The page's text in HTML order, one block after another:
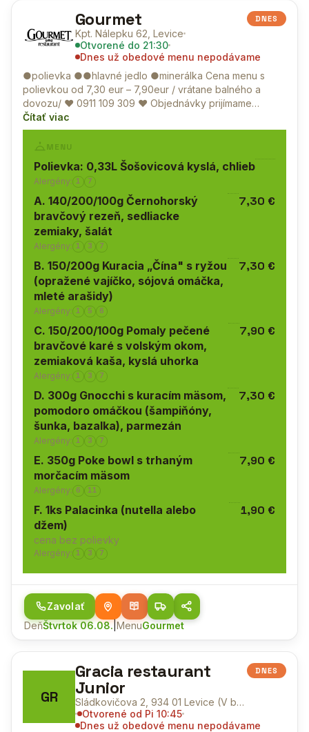
Gourmet
Kpt. Nálepku 62, Levice
Otvorené do 21:30
Dnes už obedové menu nepodávame
DNES
●polievka ●●hlavné jedlo ●minerálka Cena menu s
polievkou od 7,30 eur – 7,90eur / vrátane balného a
dovozu/ ♥ 0911 109 309 ♥ Objednávky prijímame…
Čítať viac
MENU
Polievka: 0,33L Šošovicová kyslá, chlieb
Alergény: 1 7
A. 140/200/100g Černohorský
bravčový rezeň, sedliacke
zemiaky, šalát
7,30 €
Alergény: 1 3 7
B. 150/200g Kuracia „Čína" s ryžou
(opražené vajíčko, sójová omáčka,
mleté arašidy)
7,30 €
Alergény: 1 5 6
C. 150/200/100g Pomaly pečené
bravčové karé s volským okom,
zemiaková kaša, kyslá uhorka
7,90 €
Alergény: 1 3 7
D. 300g Gnocchi s kuracím mäsom,
pomodoro omáčkou (šampiňóny,
šunka, bazalka), parmezán
7,30 €
Alergény: 1 3 7
E. 350g Poke bowl s trhaným
morčacím mäsom
7,90 €
Alergény: 6 11
F. 1ks Palacinka (nutella alebo
džem)
1,90 €
cena bez polievky
Alergény: 1 3 7
Zavolať
DeňŠtvrtok 06.08.|MenuGourmet
GR
Gracia restaurant
Junior
Sládkovičova 2, 934 01 Levice (V budove Mestského kultúrneho strediska Junior)
Otvorené od Pi 10:45
Dnes už obedové menu nepodávame
DNES